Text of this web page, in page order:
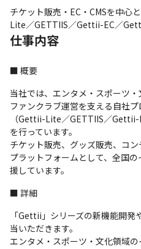
チケット販売・EC・CMSを中
Lite／GETTIIS／Gettii-EC／
仕事内容
■ 概要
当社では、エンタメ・スポーツ
ファンクラブ運営を支える自社
（Gettii-Lite／GETTIIS／
を行っています。
チケット販売、グッズ販売、コ
プラットフォームとして、全国
援しています。
■ 詳細
「Gettii」シリーズの新機能開
当いただきます。
エンタメ・スポーツ・文化領域